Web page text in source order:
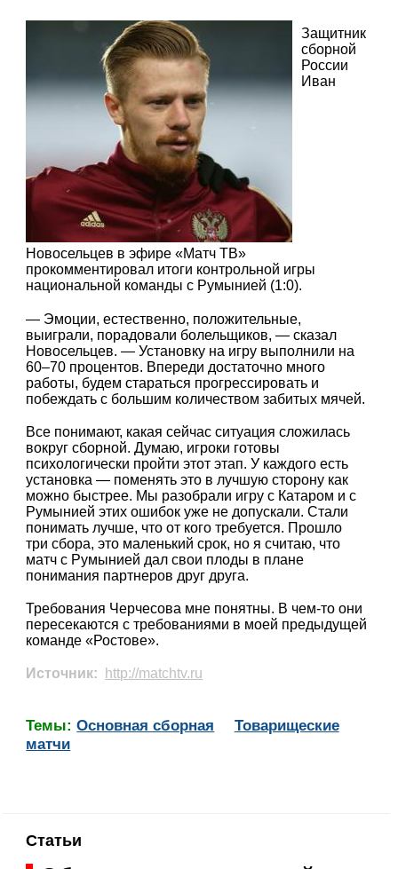
Защитник
сборной
России
Иван
Новосельцев в эфире «Матч ТВ»
прокомментировал итоги контрольной игры
национальной команды с Румынией (1:0).
— Эмоции, естественно, положительные,
выиграли, порадовали болельщиков, — сказал
Новосельцев. — Установку на игру выполнили на
60–70 процентов. Впереди достаточно много
работы, будем стараться прогрессировать и
побеждать с большим количеством забитых мячей.
Все понимают, какая сейчас ситуация сложилась
вокруг сборной. Думаю, игроки готовы
психологически пройти этот этап. У каждого есть
установка — поменять это в лучшую сторону как
можно быстрее. Мы разобрали игру с Катаром и с
Румынией этих ошибок уже не допускали. Стали
понимать лучше, что от кого требуется. Прошло
три сбора, это маленький срок, но я считаю, что
матч с Румынией дал свои плоды в плане
понимания партнеров друг друга.
Требования Черчесова мне понятны. В чем-то они
пересекаются с требованиями в моей предыдущей
команде «Ростове».
Источник: http://matchtv.ru
Темы:Основная сборная
Товарищеские
матчи
Статьи